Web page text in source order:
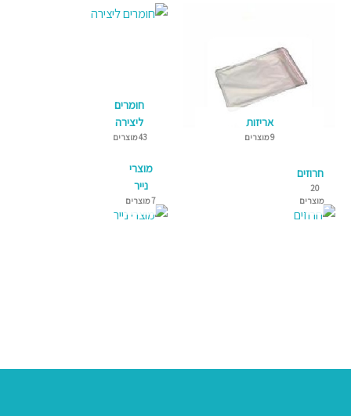
אריזות
9 מוצרים
חומרים
ליצירה
43 מוצרים
חרוזים
20
מוצרים
מוצרי
נייר
7 מוצרים